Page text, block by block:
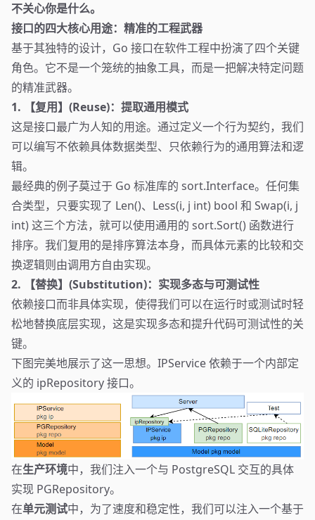
不关心你是什么。
接口的四大核心用途：精准的工程武器
基于其独特的设计，Go 接口在软件工程中扮演了四个关键
角色。它不是一个笼统的抽象工具，而是一把解决特定问题
的精准武器。
1. 【复用】(Reuse)：提取通用模式
这是接口最广为人知的用途。通过定义一个行为契约，我们
可以编写不依赖具体数据类型、只依赖行为的通用算法和逻
辑。
最经典的例子莫过于 Go 标准库的 sort.Interface。任何集
合类型，只要实现了 Len()、Less(i, j int) bool 和 Swap(i, j
int) 这三个方法，就可以使用通用的 sort.Sort() 函数进行
排序。我们复用的是排序算法本身，而具体元素的比较和交
换逻辑则由调用方自由实现。
2. 【替换】(Substitution)：实现多态与可测试性
依赖接口而非具体实现，使得我们可以在运行时或测试时轻
松地替换底层实现，这是实现多态和提升代码可测试性的关
键。
下图完美地展示了这一思想。IPService 依赖于一个内部定
义的 ipRepository 接口。
在生产环境中，我们注入一个与 PostgreSQL 交互的具体
实现 PGRepository。
在单元测试中，为了速度和稳定性，我们可以注入一个基于